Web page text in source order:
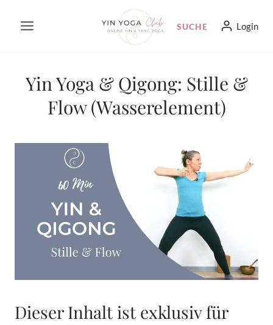
Inhalt
SUCHE Login
Yin Yoga & Qigong: Stille &
Flow (Wasserelement)
Dieser Inhalt ist exklusiv für